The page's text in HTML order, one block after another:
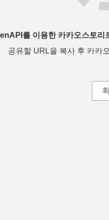
를 이용한 카카오스토리
공유할 URL을 복사 후 카카